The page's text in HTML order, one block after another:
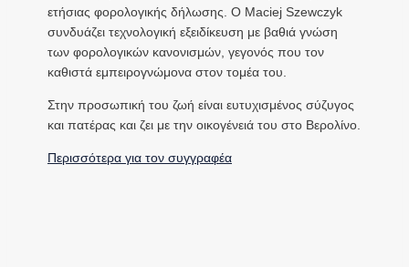
ετήσιας φορολογικής δήλωσης. Ο Maciej Szewczyk
συνδυάζει τεχνολογική εξειδίκευση με βαθιά γνώση
των φορολογικών κανονισμών, γεγονός που τον
καθιστά εμπειρογνώμονα στον τομέα του.
Στην προσωπική του ζωή είναι ευτυχισμένος σύζυγος
και πατέρας και ζει με την οικογένειά του στο Βερολίνο.
Περισσότερα για τον συγγραφέα